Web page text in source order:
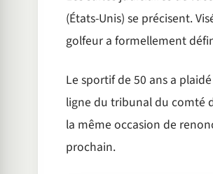
(États-Unis) se précisent.
golfeur a formellement
Le sportif de 50 ans a
ligne du tribunal du comté
la même occasion de
prochain.